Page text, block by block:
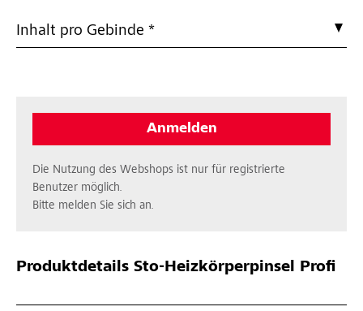
Inhalt pro Gebinde *
Anmelden
Die Nutzung des Webshops ist nur für registrierte
Benutzer möglich.
Bitte melden Sie sich an.
Produktdetails Sto-Heizkörperpinsel Profi